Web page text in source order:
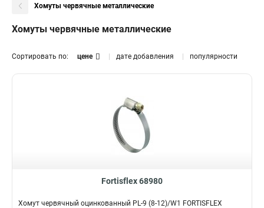
Хомуты червячные металлические
Хомуты червячные металлические
Сортировать по: цене дате добавления популярности
Fortisflex 68980
Хомут червячный оцинкованный PL-9 (8-12)/W1 FORTISFLEX